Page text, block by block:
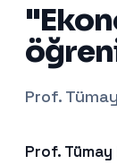
Prof.
Prof. Tümay